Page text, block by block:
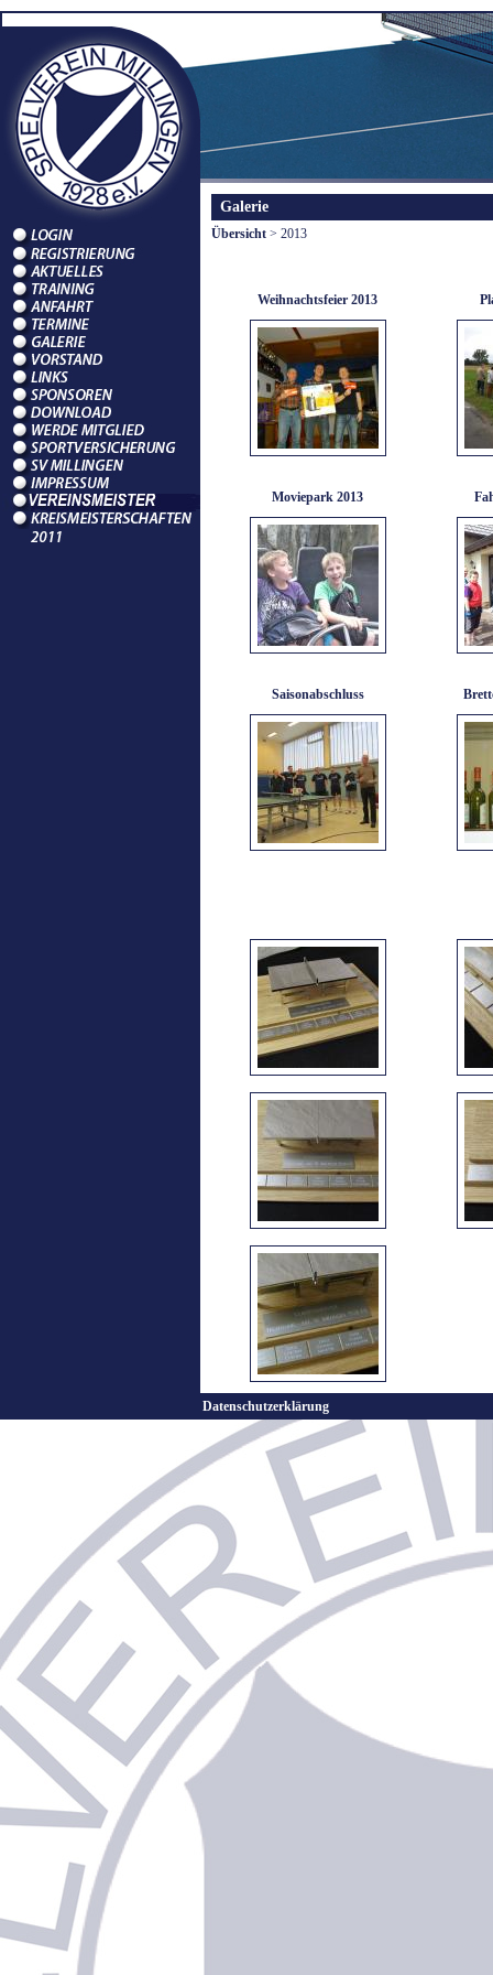
Galerie
Übersicht > 2013
Weihnachtsfeier 2013
Moviepark 2013
Saisonabschluss
Datenschutzerklärung